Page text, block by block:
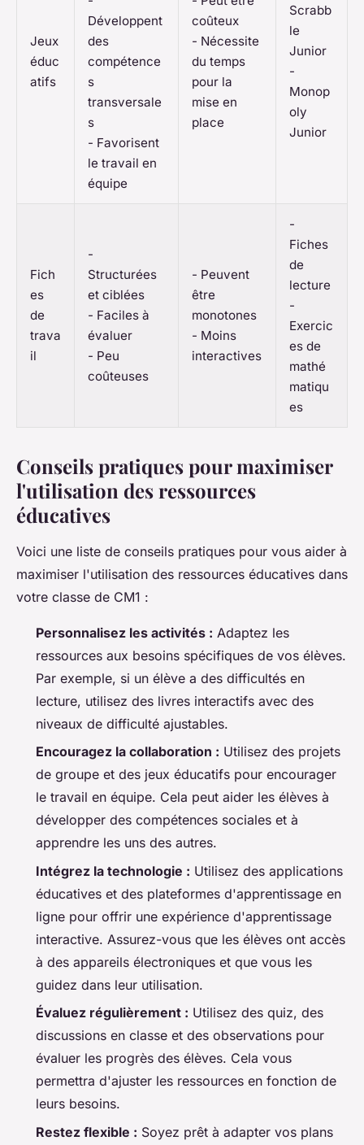
Jeux
éduc
atifs
Développent
des
compétence
s
transversale
s
- Favorisent
le travail en
équipe
coûteux
- Nécessite
du temps
pour la
mise en
place
Scrabb
le
Junior
-
Monop
oly
Junior
Fich
es
de
trava
il
-
Structurées
et ciblées
- Faciles à
évaluer
- Peu
coûteuses
- Peuvent
être
monotones
- Moins
interactives
-
Fiches
de
lecture
-
Exercic
es de
mathé
matiqu
es
Conseils pratiques pour maximiser
l'utilisation des ressources
éducatives
Voici une liste de conseils pratiques pour vous aider à
maximiser l'utilisation des ressources éducatives dans
votre classe de CM1 :
Personnalisez les activités : Adaptez les
ressources aux besoins spécifiques de vos élèves.
Par exemple, si un élève a des difficultés en
lecture, utilisez des livres interactifs avec des
niveaux de difficulté ajustables.
Encouragez la collaboration : Utilisez des projets
de groupe et des jeux éducatifs pour encourager
le travail en équipe. Cela peut aider les élèves à
développer des compétences sociales et à
apprendre les uns des autres.
Intégrez la technologie : Utilisez des applications
éducatives et des plateformes d'apprentissage en
ligne pour offrir une expérience d'apprentissage
interactive. Assurez-vous que les élèves ont accès
à des appareils électroniques et que vous les
guidez dans leur utilisation.
Évaluez régulièrement : Utilisez des quiz, des
discussions en classe et des observations pour
évaluer les progrès des élèves. Cela vous
permettra d'ajuster les ressources en fonction de
leurs besoins.
Restez flexible : Soyez prêt à adapter vos plans